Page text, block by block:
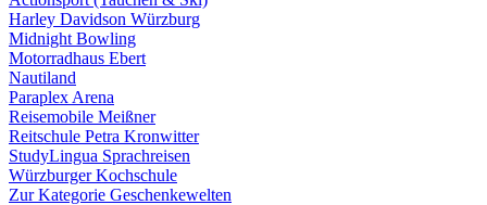
Harley Davidson Würzburg
Midnight Bowling
Motorradhaus Ebert
Nautiland
Paraplex Arena
Reisemobile Meißner
Reitschule Petra Kronwitter
StudyLingua Sprachreisen
Würzburger Kochschule
Zur Kategorie Geschenkewelten